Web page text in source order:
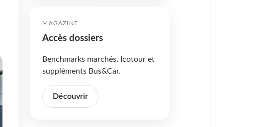
MAGAZINE
Accès dossiers
Benchmarks marchés, Icotour et
suppléments Bus&Car.
Découvrir